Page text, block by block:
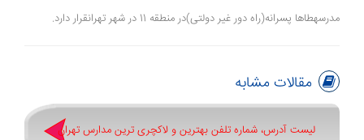
مدرسهطاها پسرانه(راه دور غیر دولتی)در منطقه 11 در شهر تهرانقرار دارد.
مقالات مشابه
لیست آدرس، شماره تلفن بهترین و لاکچری ترین مدارس تهران